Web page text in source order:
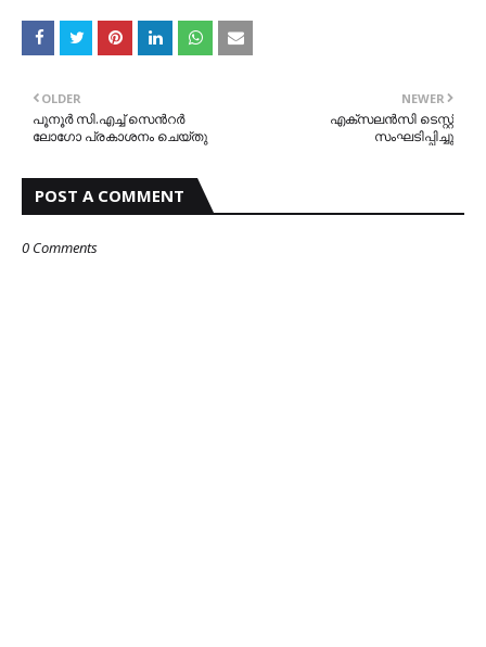
NEWER
എക്സലൻസി ടെസ്റ്റ്
സംഘടിപ്പിച്ചു
OLDER
പൂനൂർ സി.എച്ച് സെൻറർ
ലോഗോ പ്രകാശനം ചെയ്തു
POST A COMMENT
0 Comments